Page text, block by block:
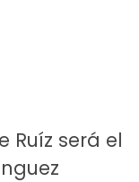
Ruíz será el